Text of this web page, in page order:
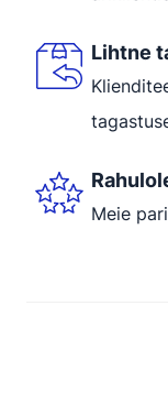
Lihtne
Meie